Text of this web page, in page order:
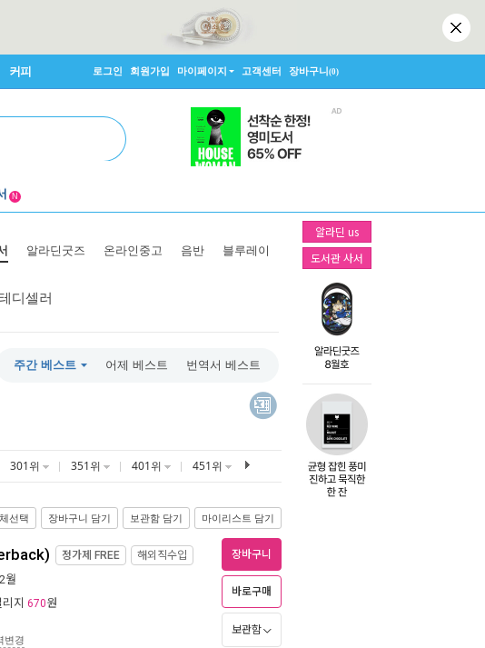
커피 로그인 회원가입 마이페이지 고객센터 장바구니(0)
N
알라딘 us
도서관 사서
알라딘굿즈 온라인중고 음반 블루레이
디셀러
주간 베스트 어제 베스트 번역서 베스트
301위 351위 401위 451위
선택 장바구니 담기 보관함 담기 마이리스트 담기
정가제 FREE 해외직수입
월
지 670원
변경
장바구니
바로구매
보관함